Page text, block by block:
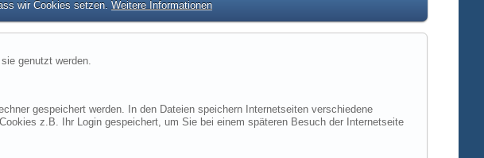
wir Cookies setzen. Weitere Informationen
genutzt werden.
gespeichert werden. In den Dateien speichern Internetseiten verschiedene
z.B. Ihr Login gespeichert, um Sie bei einem späteren Besuch der Internetseite